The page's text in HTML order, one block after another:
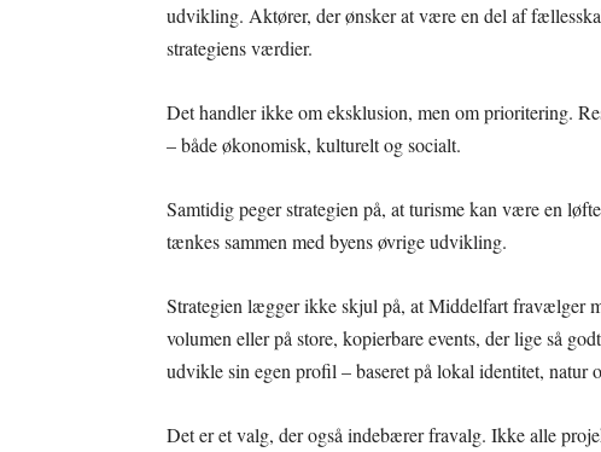
udvikling. Aktører, der ønsker at være en del af
strategiens værdier.
Det handler ikke om eksklusion, men om prioritering.
– både økonomisk, kulturelt og socialt.
Samtidig peger strategien på, at turisme kan være en
tænkes sammen med byens øvrige udvikling.
Strategien lægger ikke skjul på, at Middelfart fravælger
volumen eller på store, kopierbare events, der lige så
udvikle sin egen profil – baseret på lokal identitet, natur
Det er et valg, der også indebærer fravalg. Ikke alle